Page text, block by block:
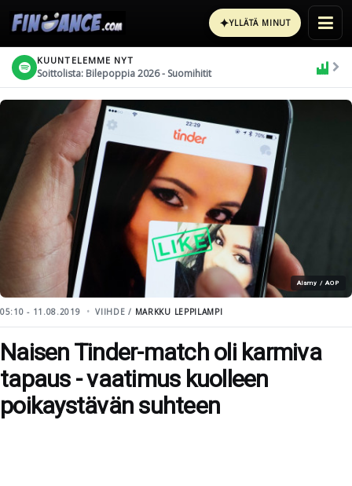
✦YLLÄTÄ MINUT
KUUNTELEMME NYT
Soittolista: Bilepoppia 2026 - Suomihitit
Alamy / AOP
05:10 - 11.08.2019 VIIHDE / MARKKU LEPPILAMPI
Naisen Tinder-match oli karmiva
tapaus - vaatimus kuolleen
poikaystävän suhteen